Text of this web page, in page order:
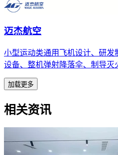
迈杰航空
小型运动类通用飞机设计、研
设备、整机弹射降落伞、制导
加载更多
相关资讯